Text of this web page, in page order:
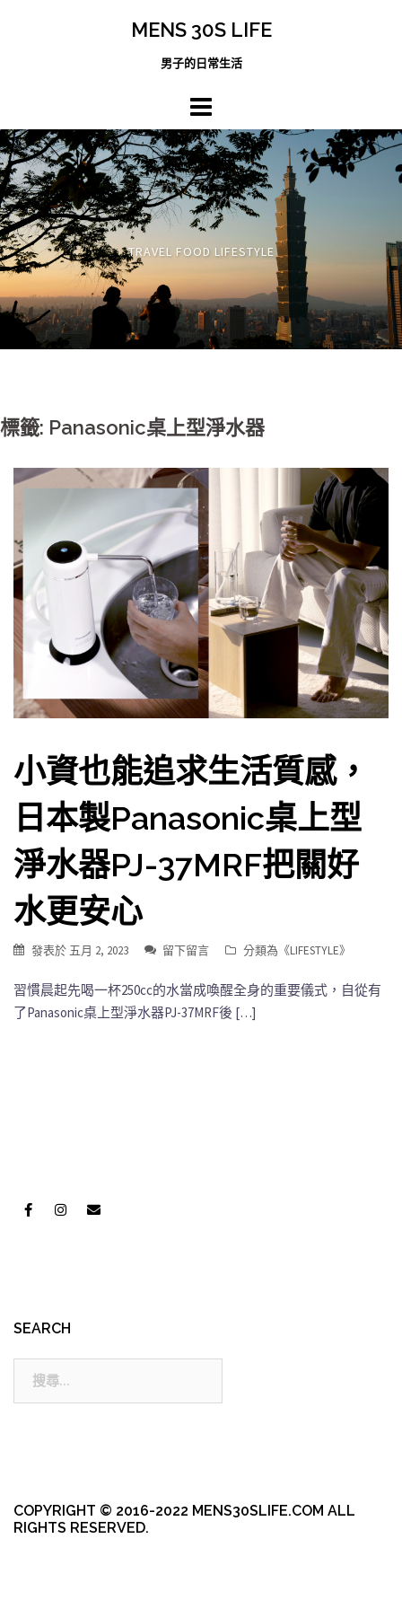
MENS 30S LIFE
男子的日常生活
TRAVEL FOOD LIFESTYLE
標籤: Panasonic桌上型淨水器
小資也能追求生活質感，
日本製Panasonic桌上型
淨水器PJ-37MRF把關好
水更安心
發表於 五月 2, 2023 留下留言 分類為《LIFESTYLE》
習慣晨起先喝一杯250cc的水當成喚醒全身的重要儀式，自從有
了Panasonic桌上型淨水器PJ-37MRF後 […]
SEARCH
COPYRIGHT © 2016-2022 MENS30SLIFE.COM ALL
RIGHTS RESERVED.